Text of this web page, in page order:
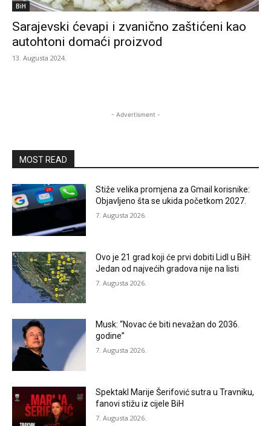
BiH
Sarajevski ćevapi i zvanično zaštićeni kao
autohtoni domaći proizvod
13. Augusta 2024.
- Advertisment -
MOST READ
Stiže velika promjena za Gmail korisnike:
Objavljeno šta se ukida početkom 2027.
7. Augusta 2026.
Ovo je 21 grad koji će prvi dobiti Lidl u BiH:
Jedan od najvećih gradova nije na listi
7. Augusta 2026.
Musk: “Novac će biti nevažan do 2036.
godine”
7. Augusta 2026.
Spektakl Marije Šerifović sutra u Travniku,
fanovi stižu iz cijele BiH
7. Augusta 2026.